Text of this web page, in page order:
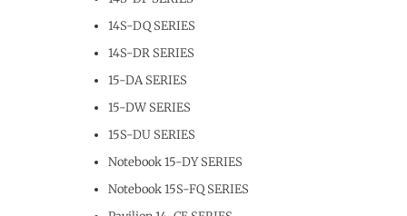
14S-DQ SERIES
14S-DR SERIES
15-DA SERIES
15-DW SERIES
15S-DU SERIES
Notebook 15-DY SERIES
Notebook 15S-FQ SERIES